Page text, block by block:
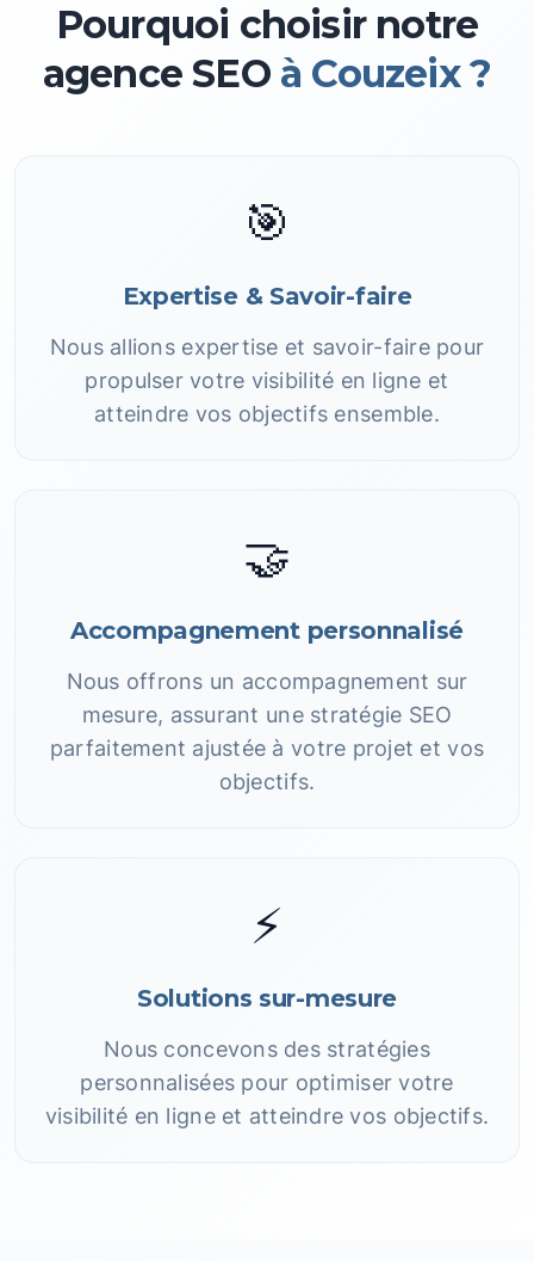
Pourquoi choisir notre
agence SEO à Couzeix ?
🎯
Expertise & Savoir-faire
Nous allions expertise et savoir-faire pour
propulser votre visibilité en ligne et
atteindre vos objectifs ensemble.
🤝
Accompagnement personnalisé
Nous offrons un accompagnement sur
mesure, assurant une stratégie SEO
parfaitement ajustée à votre projet et vos
objectifs.
⚡
Solutions sur-mesure
Nous concevons des stratégies
personnalisées pour optimiser votre
visibilité en ligne et atteindre vos objectifs.